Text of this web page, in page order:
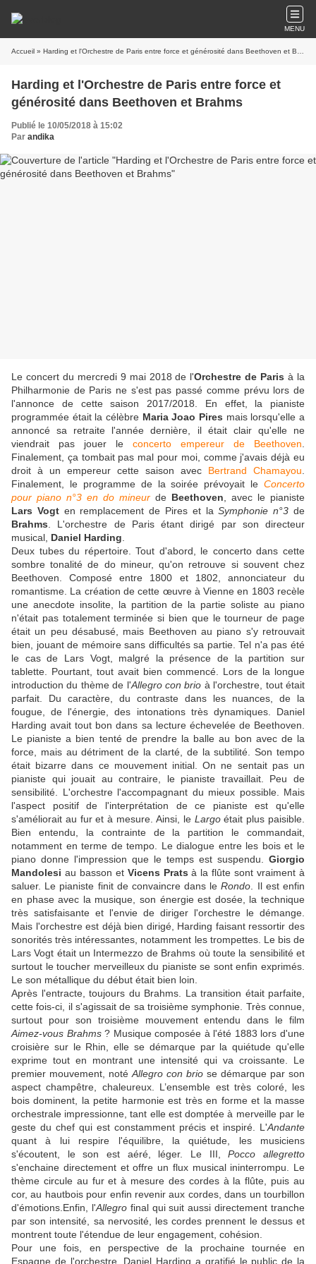
MENU
Accueil » Harding et l'Orchestre de Paris entre force et générosité dans Beethoven et Brahms
Harding et l'Orchestre de Paris entre force et
générosité dans Beethoven et Brahms
Publié le 10/05/2018 à 15:02
Par andika
Le concert du mercredi 9 mai 2018 de l'Orchestre de Paris à la
Philharmonie de Paris ne s'est pas passé comme prévu lors de
l'annonce de cette saison 2017/2018. En effet, la pianiste
programmée était la célèbre Maria Joao Pires mais lorsqu'elle a
annoncé sa retraite l'année dernière, il était clair qu'elle ne
viendrait pas jouer le concerto empereur de Beethoven
Finalement, ça tombait pas mal pour moi, comme j'avais déjà eu
droit à un empereur cette saison avec Bertrand Chamayou
Finalement, le programme de la soirée prévoyait le Concerto
pour piano n°3 en do mineur de Beethoven , avec le pianiste
Lars Vogten remplacement de Pires et laSymphonie n°3 de
Brahms . L'orchestre de Paris étant dirigé par son directeur
musical, Daniel Harding
Deux tubes du répertoire. Tout d'abord, le concerto dans cette
sombre tonalité de do mineur, qu'on retrouve si souvent chez
Beethoven. Composé entre 1800 et 1802, annonciateur du
romantisme. La création de cette œuvre à Vienne en 1803 recèle
une anecdote insolite, la partition de la partie soliste au piano
n'était pas totalement terminée si bien que le tourneur de page
était un peu désabusé, mais Beethoven au piano s'y retrouvait
bien, jouant de mémoire sans difficultés sa partie. Tel n'a pas été
le cas de Lars Vogt, malgré la présence de la partition sur
tablette. Pourtant, tout avait bien commencé. Lors de la longue
introduction du thème de l'Allegro con brio à l'orchestre, tout était
parfait. Du caractère, du contraste dans les nuances, de la
fougue, de l'énergie, des intonations très dynamiques. Daniel
Harding avait tout bon dans sa lecture échevelée de Beethoven.
Le pianiste a bien tenté de prendre la balle au bon avec de la
force, mais au détriment de la clarté, de la subtilité. Son tempo
était bizarre dans ce mouvement initial. On ne sentait pas un
pianiste qui jouait au contraire, le pianiste travaillait. Peu de
sensibilité. L'orchestre l'accompagnant du mieux possible. Mais
l'aspect positif de l'interprétation de ce pianiste est qu'elle
s'améliorait au fur et à mesure. Ainsi, le Largoétait plus paisible.
Bien entendu, la contrainte de la partition le commandait,
notamment en terme de tempo. Le dialogue entre les bois et le
piano donne l'impression que le temps est suspendu. Giorgio
Mandolesi au basson et Vicens Prats à la flûte sont vraiment à
saluer. Le pianiste finit de convaincre dans leRondo . Il est enfin
en phase avec la musique, son énergie est dosée, la technique
très satisfaisante et l'envie de diriger l'orchestre le démange.
Mais l'orchestre est déjà bien dirigé, Harding faisant ressortir des
sonorités très intéressantes, notamment les trompettes. Le bis de
Lars Vogt était un Intermezzo de Brahms où toute la sensibilité et
surtout le toucher merveilleux du pianiste se sont enfin exprimés.
Le son métallique du début était bien loin.
Après l'entracte, toujours du Brahms. La transition était parfaite,
cette fois-ci, il s'agissait de sa troisième symphonie. Très connue,
surtout pour son troisième mouvement entendu dans le film
Aimez-vous Brahms? Musique composée à l'été 1883 lors d'une
croisière sur le Rhin, elle se démarque par la quiétude qu'elle
exprime tout en montrant une intensité qui va croissante. Le
premier mouvement, noté Allegro con brio se démarque par son
aspect champêtre, chaleureux. L’ensemble est très coloré, les
bois dominent, la petite harmonie est très en forme et la masse
orchestrale impressionne, tant elle est domptée à merveille par le
geste du chef qui est constamment précis et inspiré. L'Andante
quant à lui respire l'équilibre, la quiétude, les musiciens
s'écoutent, le son est aéré, léger. Le III,Pocco allegretto
s'enchaine directement et offre un flux musical ininterrompu. Le
thème circule au fur et à mesure des cordes à la flûte, puis au
cor, au hautbois pour enfin revenir aux cordes, dans un tourbillon
d'émotions.Enfin, l'Allegrofinal qui suit aussi directement tranche
par son intensité, sa nervosité, les cordes prennent le dessus et
montrent toute l'étendue de leur engagement, cohésion.
Pour une fois, en perspective de la prochaine tournée en
Espagne de l'orchestre, Daniel Harding a gratifié le public de la